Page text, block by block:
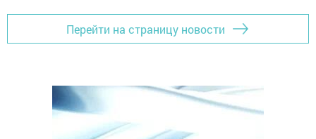
Перейти на страницу новости